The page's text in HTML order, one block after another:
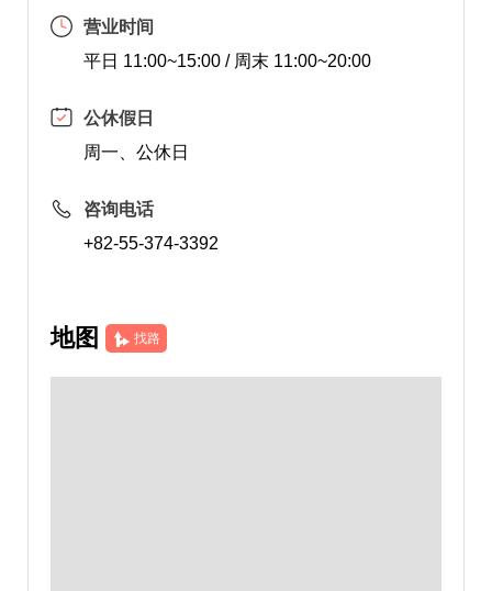
营业时间
平日 11:00~15:00 / 周末 11:00~20:00
公休假日
周一、公休日
咨询电话
+82-55-374-3392
地图 找路